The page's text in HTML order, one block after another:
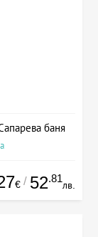
баня
€ / 52.81
лв.